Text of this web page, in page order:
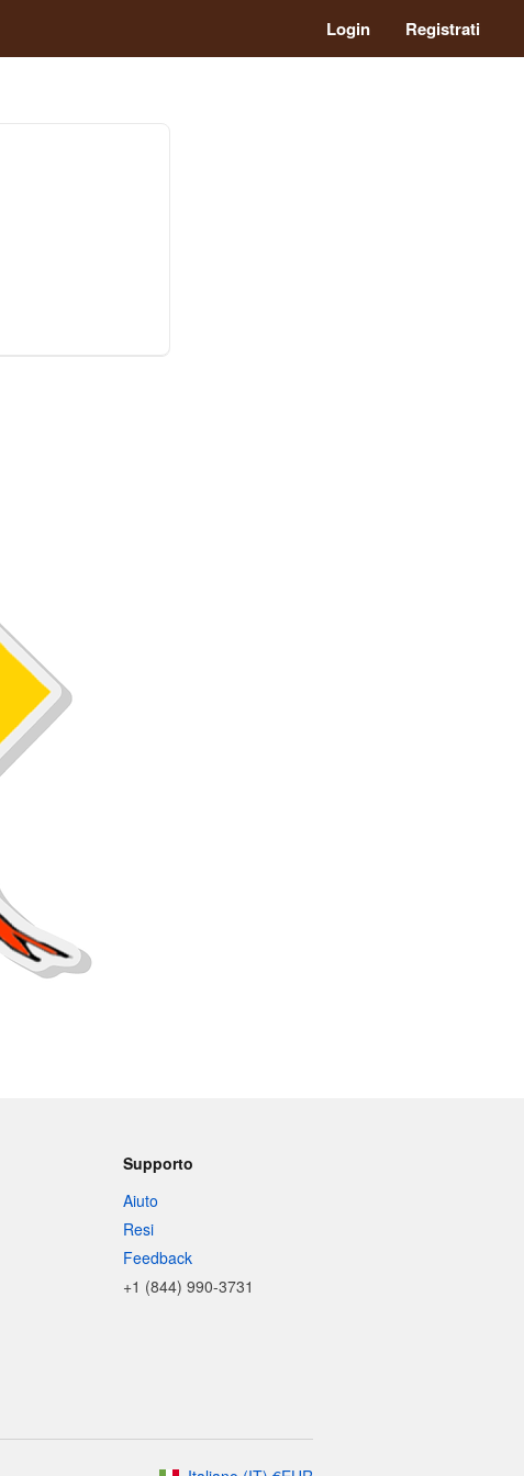
Login Registrati
Supporto
Aiuto
Resi
Feedback
+1 (844) 990-3731